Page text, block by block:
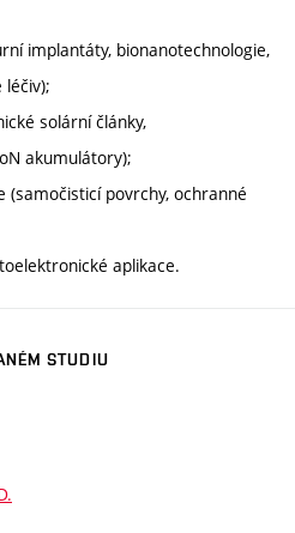
implantáty, bionanotechnologie,
solární články,
akumulátory);
(samočisticí povrchy, ochranné
aplikace.
STUDIU